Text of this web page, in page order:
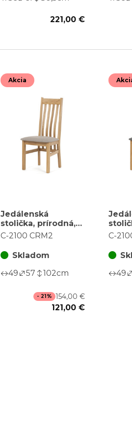
221,00 €
Akcia
Jedálenská
stolička, prírodná,
masív, C-2100 CRM2
C-2100 CRM2
Skladom
49
57 102cm
- 21% 154,00 €
121,00 €
C-
49